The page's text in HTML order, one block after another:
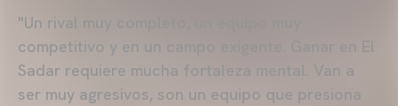
"Un rival muy completo, un equipo muy
competitivo y en un campo exigente. Ganar en El
Sadar requiere mucha fortaleza mental. Van a
ser muy agresivos, son un equipo que presiona